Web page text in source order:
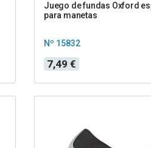
Juego de fundas Oxford
para manetas
Nº 15832
Precio
7,49 €